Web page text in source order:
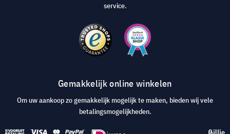
service.
Gemakkelijk online winkelen
Om uw aankoop zo gemakkelijk mogelijk te maken, bieden wij vele
betalingsmogelijkheden.